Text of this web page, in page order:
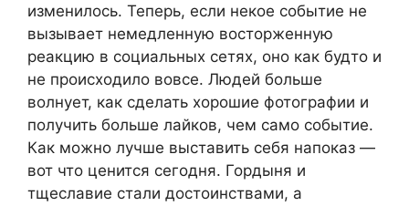
изменилось. Теперь, если некое событие не
вызывает немедленную восторженную
реакцию в социальных сетях, оно как будто и
не происходило вовсе. Людей больше
волнует, как сделать хорошие фотографии и
получить больше лайков, чем само событие.
Как можно лучше выставить себя напоказ —
вот что ценится сегодня. Гордыня и
тщеславие стали достоинствами, а